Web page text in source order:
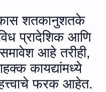
शतकानुशतके
प्रादेशिक आणि
समावेश आहे तरीही,
कायद्यांमध्ये
फरक आहेत.